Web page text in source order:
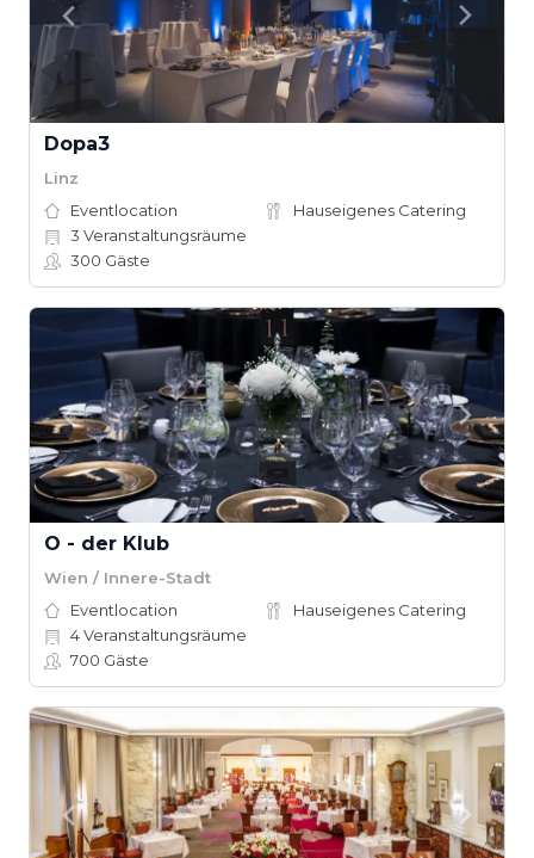
Dopa3
Linz
Eventlocation
Hauseigenes Catering
3 Veranstaltungsräume
300 Gäste
O - der Klub
Wien / Innere-Stadt
Eventlocation
Hauseigenes Catering
4Veranstaltungsräume
700 Gäste